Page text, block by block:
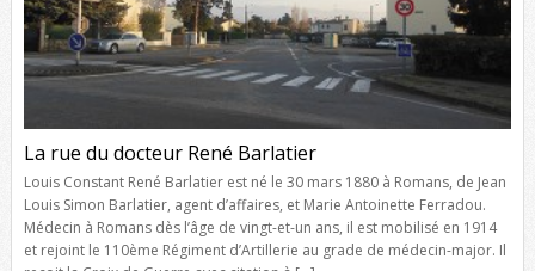
La rue du docteur René Barlatier
Louis Constant René Barlatier est né le 30 mars 1880 à Romans, de Jean
Louis Simon Barlatier, agent d’affaires, et Marie Antoinette Ferradou.
Médecin à Romans dès l’âge de vingt-et-un ans, il est mobilisé en 1914
et rejoint le 110ème Régiment d’Artillerie au grade de médecin-major. Il